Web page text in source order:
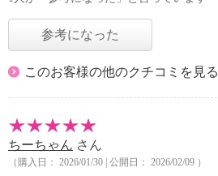
参考になった
このお客様の他のクチコミを見る
ちーちゃん さん
（購入日： 2026/01/30 | 公開日： 2026/02/09 ）